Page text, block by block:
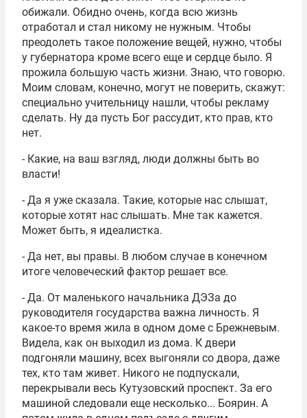
обижали. Обидно очень, когда всю жизнь
отработал и стал никому не нужным. Чтобы
преодолеть такое положение вещей, нужно, чтобы
у губернатора кроме всего еще и сердце было. Я
прожила большую часть жизни. Знаю, что говорю.
Моим словам, конечно, могут не поверить, скажут:
специально учительницу нашли, чтобы рекламу
сделать. Ну да пусть Бог рассудит, кто прав, кто
нет.
- Какие, на ваш взгляд, люди должны быть во
власти!
- Да я уже сказала. Такие, которые нас слышат,
которые хотят нас слышать. Мне так кажется.
Может быть, я идеалистка.
- Да нет, вы правы. В любом случае в конечном
итоге человеческий фактор решает все.
- Да. От маленького начальника ДЭЗа до
руководителя государства важна личность. Я
какое-то время жила в одном доме с Брежневым.
Видела, как он выходил из дома. К двери
подгоняли машину, всех выгоняли со двора, даже
тех, кто там живет. Никого не подпускали,
перекрывали весь Кутузовский проспект. За его
машиной следовали еще несколько... Боярин. А